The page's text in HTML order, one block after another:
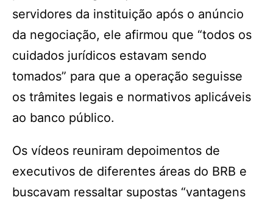
servidores da instituição após o anúncio
da negociação, ele afirmou que “todos os
cuidados jurídicos estavam sendo
tomados” para que a operação seguisse
os trâmites legais e normativos aplicáveis
ao banco público.
Os vídeos reuniram depoimentos de
executivos de diferentes áreas do BRB e
buscavam ressaltar supostas “vantagens